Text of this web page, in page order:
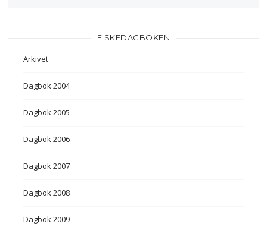
FISKEDAGBOKEN
Arkivet
Dagbok 2004
Dagbok 2005
Dagbok 2006
Dagbok 2007
Dagbok 2008
Dagbok 2009